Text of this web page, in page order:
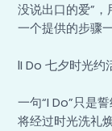
没说出口的爱”
一个提供的步骤
lI Do 七夕时光约
一句“I Do”只是
将经过时光洗礼